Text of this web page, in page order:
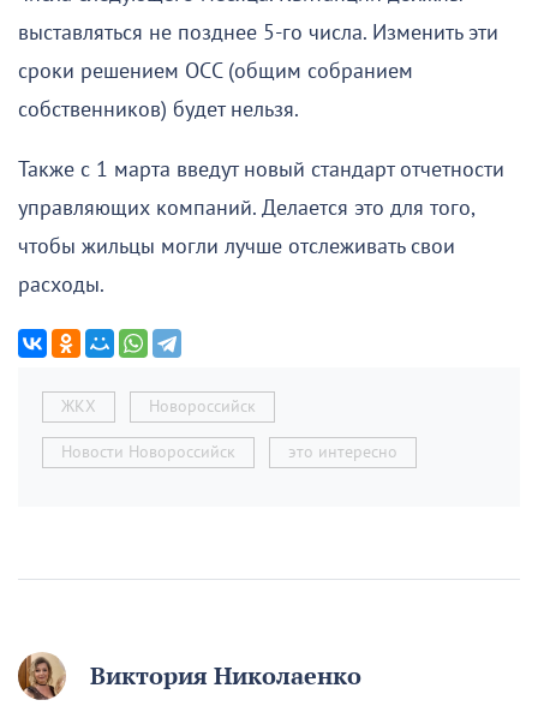
выставляться не позднее 5-го числа. Изменить эти
сроки решением ОСС (общим собранием
собственников) будет нельзя.
Также с 1 марта введут новый стандарт отчетности
управляющих компаний. Делается это для того,
чтобы жильцы могли лучше отслеживать свои
расходы.
ЖКХ Новороссийск
Новости Новороссийск это интересно
Виктория Николаенко